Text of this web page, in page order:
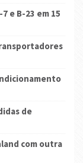
e B-23 em 15
de
com outra